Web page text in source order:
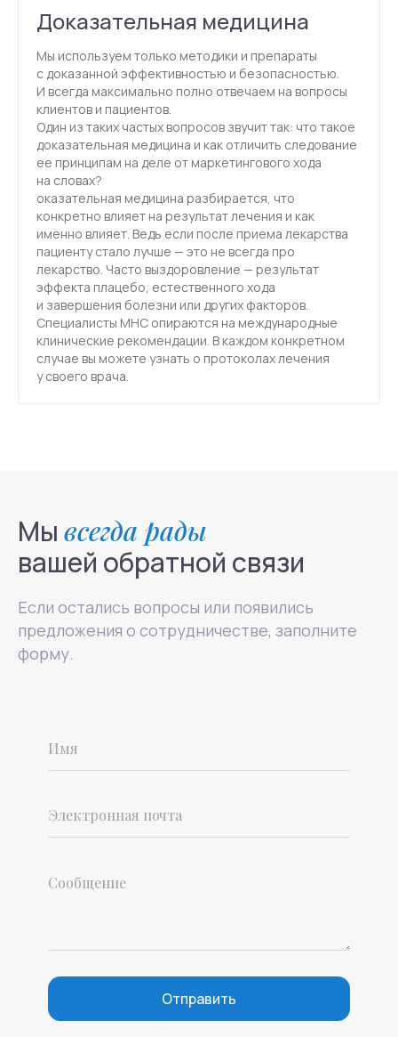
Доказательная медицина
Мы используем только методики и препараты
с доказанной эффективностью и безопасностью.
И всегда максимально полно отвечаем на вопросы
клиентов и пациентов.
Один из таких частых вопросов звучит так: что такое
доказательная медицина и как отличить следование
ее принципам на деле от маркетингового хода
на словах?
оказательная медицина разбирается, что
конкретно влияет на результат лечения и как
именно влияет. Ведь если после приема лекарства
пациенту стало лучше — это не всегда про
лекарство. Часто выздоровление — результат
эффекта плацебо, естественного хода
и завершения болезни или других факторов.
Специалисты МНС опираются на международные
клинические рекомендации. В каждом конкретном
случае вы можете узнать о протоколах лечения
у своего врача.
Мы всегда рады
вашей обратной связи
Если остались вопросы или появились
предложения о сотрудничестве, заполните
форму.
Отправить
+7(800)200-24-27
Менделеевская
Москва, ул. Палиха, д. 13, корп. 1, стр. 2, 2-3 этаж
(с 10:00 - 22:00)
Записаться на приём
СМИ о нас
Специалисты
Групповые тренинги
Связаться в телеграм